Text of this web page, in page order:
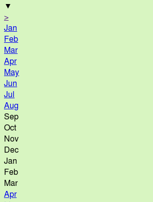
▼
>
Jan
Feb
Mar
Apr
May
Jun
Jul
Aug
Sep
Oct
Nov
Dec
Jan
Feb
Mar
Apr